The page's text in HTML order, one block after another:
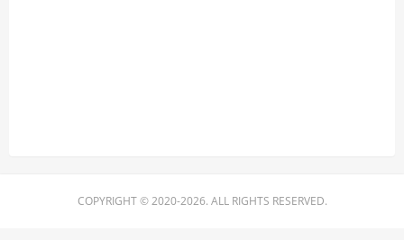
COPYRIGHT © 2020-2026. ALL RIGHTS RESERVED.